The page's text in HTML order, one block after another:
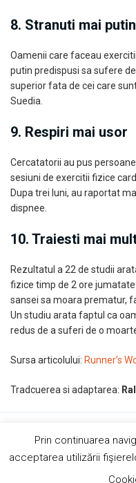
8. Stranuti mai putin
Oamenii care faceau
putin predispusi sa sufere
superior fata de cei care
Suedia.
9. Respiri mai usor
Cercatatorii au pus
sesiuni de exercitii fizice
Dupa trei luni, au raportat
dispnee.
10. Traiesti mai
Rezultatul a 22 de studii
fizice timp de 2 ore
sansei sa moara prematur,
Un studiu arata faptul ca
redus de a suferi de o
Sursa articolului: Runner’s
Tradcuerea si adaptarea:
Contact
Hai sa ne
Prin continuarea
acceptarea utilizării